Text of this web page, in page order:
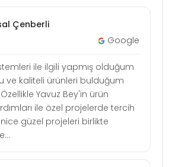
Çenberli
Google
ile ilgili yapmış olduğum
ve kaliteli ürünleri bulduğum
Yavuz Bey'in ürün
ile özel projelerde tercih
güzel projeleri birlikte